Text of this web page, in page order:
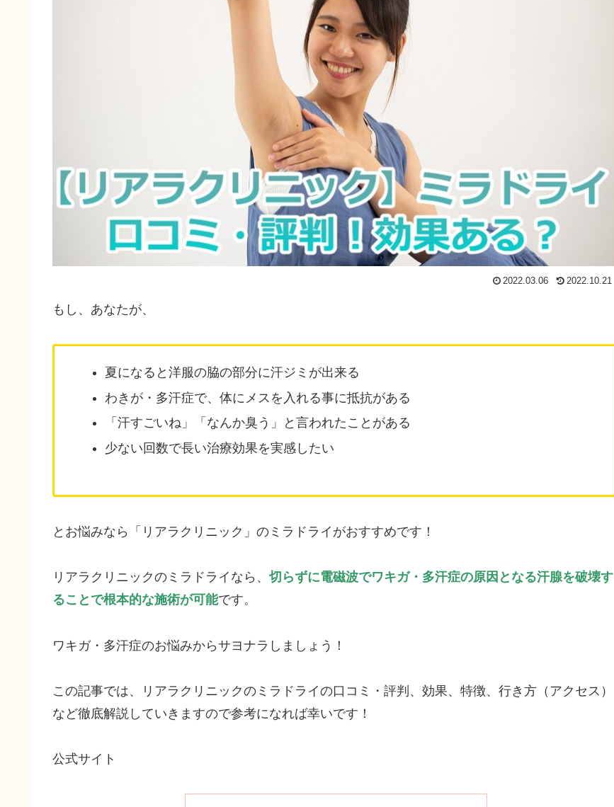
2022.03.06 2022.10.21
もし、あなたが、
夏になると洋服の脇の部分に汗ジミが出来る
わきが・多汗症で、体にメスを入れる事に抵抗がある
「汗すごいね」「なんか臭う」と言われたことがある
少ない回数で長い治療効果を実感したい
とお悩みなら「リアラクリニック」のミラドライがおすすめです！
リアラクリニックのミラドライなら、 切らずに電磁波でワキガ・多汗症の原因となる汗腺を破壊す
ることで根本的な施術が可能です。
ワキガ・多汗症のお悩みからサヨナラしましょう！
この記事では、リアラクリニックのミラドライの口コミ・評判、効果、特徴、行き方（アクセス）
など徹底解説していきますので参考になれば幸いです！
公式サイト